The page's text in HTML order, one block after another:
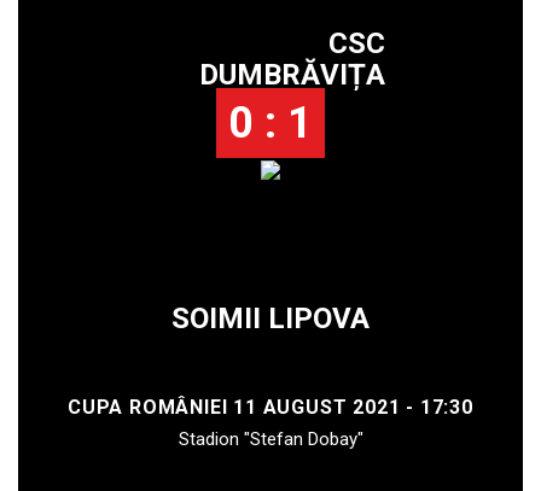
CSC
DUMBRĂVIȚA
0 : 1
SOIMII LIPOVA
CUPA ROMÂNIEI 11 AUGUST 2021 - 17:30
Stadion "Stefan Dobay"